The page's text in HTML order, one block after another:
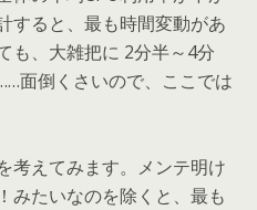
すると、最も時間変動があ
も、大雑把に 2分半～4分
面倒くさいので、ここでは
考えてみます。メンテ明け
みたいなのを除くと、最も